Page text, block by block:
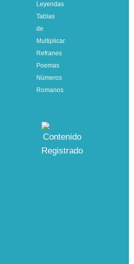
Leyendas
Tablas
de
Multiplicar
Refranes
Poemas
Números
Romanos